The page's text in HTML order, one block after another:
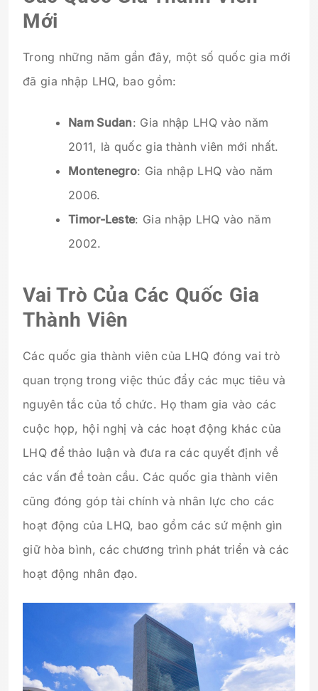
Mới
Trong những năm gần đây, một số quốc gia mới
đã gia nhập LHQ, bao gồm:
Nam Sudan: Gia nhập LHQ vào năm
2011, là quốc gia thành viên mới nhất.
Montenegro: Gia nhập LHQ vào năm
2006.
Timor-Leste: Gia nhập LHQ vào năm
2002.
Vai Trò Của Các Quốc Gia
Thành Viên
Các quốc gia thành viên của LHQ đóng vai trò
quan trọng trong việc thúc đẩy các mục tiêu và
nguyên tắc của tổ chức. Họ tham gia vào các
cuộc họp, hội nghị và các hoạt động khác của
LHQ để thảo luận và đưa ra các quyết định về
các vấn đề toàn cầu. Các quốc gia thành viên
cũng đóng góp tài chính và nhân lực cho các
hoạt động của LHQ, bao gồm các sứ mệnh gìn
giữ hòa bình, các chương trình phát triển và các
hoạt động nhân đạo.